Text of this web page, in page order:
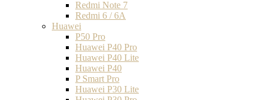
Redmi Note 7
Redmi 6 / 6A
Huawei
P50 Pro
Huawei P40 Pro
Huawei P40 Lite
Huawei P40
P Smart Pro
Huawei P30 Lite